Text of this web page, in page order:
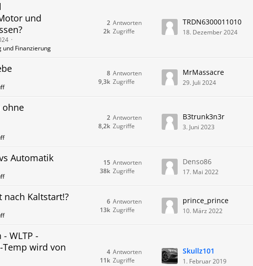
und
und Finanzierung
Antworten
2
Zugriffe
2k
TRDN6300011010
18. Dezember 2024
Antworten
8
Zugriffe
9,3k
MrMassacre
29. Juli 2024
ohne
Antworten
2
Zugriffe
8,2k
B3trunk3n3r
3. Juni 2023
Automatik Antworten
15
Zugriffe
38k
Denso86
17. Mai 2022
nach Kaltstart!? Antworten
6
Zugriffe
13k
prince_prince
10. März 2022
WLTP -
Temp wird von
Antworten
4
Zugriffe
11k
Skullz101
1. Februar 2019